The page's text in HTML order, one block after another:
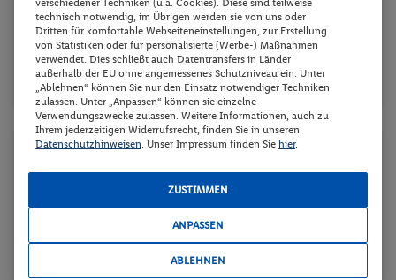
01.10.2026 - 06.10.2026
App. 1 sep. Schlafzimmer
Inkl. Flug,Halbpension
370.-
2 Pers. / 5 Nächte
/ 740 € Gesamt
Aparthotel Strand Sandstrand
verschiedener Techniken (u.a. Cookies). Diese sind teilweise
technisch notwendig, im Übrigen werden sie von uns oder
Dritten für komfortable Webseiteneinstellungen, zur Erstellung
von Statistiken oder für personalisierte (Werbe-) Maßnahmen
verwendet. Dies schließt auch Datentransfers in Länder
außerhalb der EU ohne angemessenes Schutzniveau ein. Unter
„Ablehnen“ können Sie nur den Einsatz notwendiger Techniken
zulassen. Unter „Anpassen“ können sie einzelne
Verwendungszwecke zulassen. Weitere Informationen, auch zu
Ihrem jederzeitigen Widerrufsrecht, finden Sie in unseren
Datenschutzhinweisen. Unser Impressum finden Sie hier.
ZUSTIMMEN
ANPASSEN
ABLEHNEN